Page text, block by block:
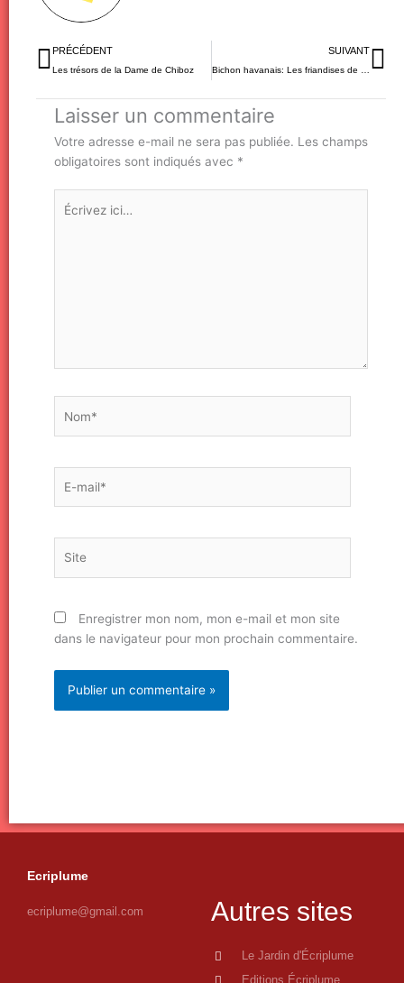
Précédent
PRÉCÉDENT
Les trésors de la Dame de Chiboz
SUIVANT
Laisser un commentaire
Votre adresse e-mail ne sera pas publiée. Les champs
obligatoires sont indiqués avec *
Écrivez
ici…
mail*
Enregistrer mon nom, mon e-mail et mon site
dans le navigateur pour mon prochain commentaire.
Ecriplume
ecriplume@gmail.com Autres sites
Le Jardin d'Écriplume
Editions Écriplume